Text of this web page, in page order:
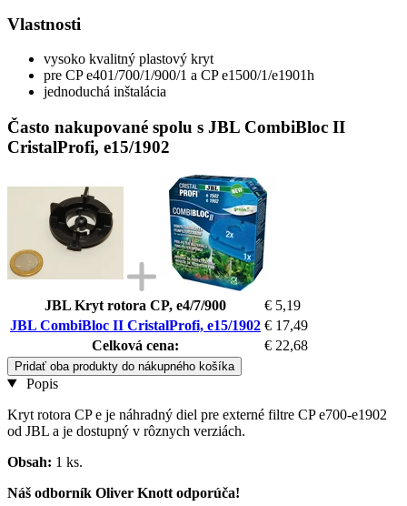
Vlastnosti
vysoko kvalitný plastový kryt
pre CP e401/700/1/900/1 a CP e1500/1/e1901h
jednoduchá inštalácia
Často nakupované spolu s JBL CombiBloc II
CristalProfi, e15/1902
JBL Kryt rotora CP, e4/7/900
€ 5,19
JBL CombiBloc II CristalProfi, e15/1902 € 17,49
Celková cena:
€ 22,68
Pridať oba produkty do nákupného košíka
Popis
Kryt rotora CP e je náhradný diel pre externé filtre CP e700-e1902
od JBL a je dostupný v rôznych verziách.
Obsah: 1 ks.
Náš odborník Oliver Knott odporúča!